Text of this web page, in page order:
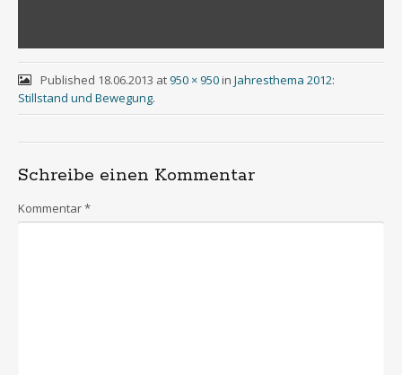
Published 18.06.2013 at950 × 950in Jahresthema 2012:
Stillstand und Bewegung.
Schreibe einen Kommentar
Kommentar*